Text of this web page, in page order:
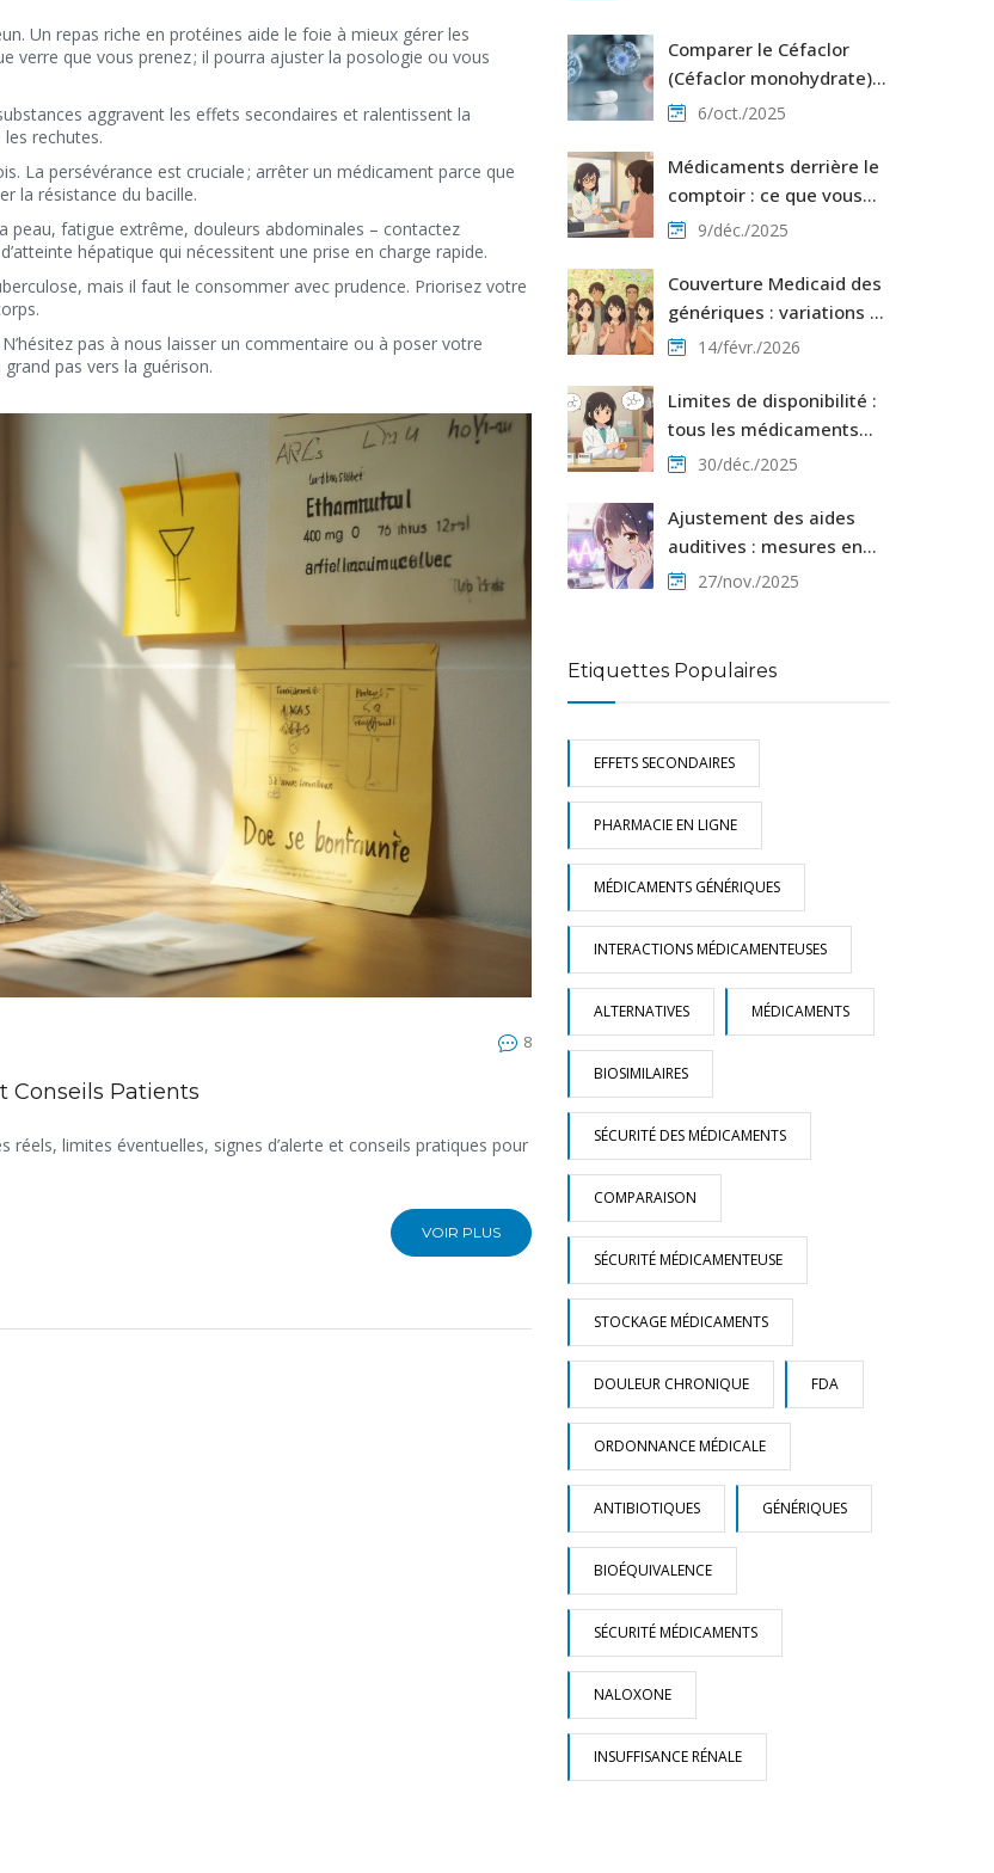
Un repas riche en protéines aide le foie à mieux gérer les
verre que vous prenez ; il pourra ajuster la posologie ou vous
aggravent les effets secondaires et ralentissent la
rechutes.
La persévérance est cruciale ; arrêter un médicament parce que
la résistance du bacille.
peau, fatigue extrême, douleurs abdominales – contactez
hépatique qui nécessitent une prise en charge rapide.
mais il faut le consommer avec prudence. Priorisez votre
pas à nous laisser un commentaire ou à poser votre
pas vers la guérison.
8
Conseils Patients
limites éventuelles, signes d’alerte et conseils pratiques pour
VOIR PLUS
Comparer le Céfaclor
(Céfaclor monohydrate)
aux alternatives
6/oct./2025
Médicaments derrière le
comptoir : ce que vous
devez savoir sur les
9/déc./2025
Couverture Medicaid des
génériques : variations et
exigences state-by-state
14/févr./2026
Limites de disponibilité :
tous les médicaments
n'ont pas de génériques
30/déc./2025
Ajustement des aides
auditives : mesures en
oreille réelle et
27/nov./2025
Etiquettes Populaires
EFFETS SECONDAIRES
PHARMACIE EN LIGNE
MÉDICAMENTS GÉNÉRIQUES
INTERACTIONS MÉDICAMENTEUSES
ALTERNATIVES MÉDICAMENTS
BIOSIMILAIRES
SÉCURITÉ DES MÉDICAMENTS
COMPARAISON
SÉCURITÉ MÉDICAMENTEUSE
STOCKAGE MÉDICAMENTS
DOULEUR CHRONIQUE FDA
ORDONNANCE MÉDICALE
ANTIBIOTIQUES GÉNÉRIQUES
BIOÉQUIVALENCE
SÉCURITÉ MÉDICAMENTS
NALOXONE
INSUFFISANCE RÉNALE